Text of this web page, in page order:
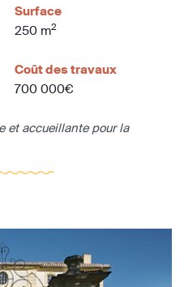
Surface
250 m2
Coût des travaux
700 000€
et accueillante pour la